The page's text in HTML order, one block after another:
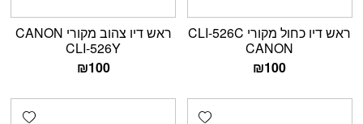
ראש דיו כחול מקורי CLI-526C
CANON
₪100
ראש דיו צהוב מקורי CANON
CLI-526Y
₪100
Add wishlist